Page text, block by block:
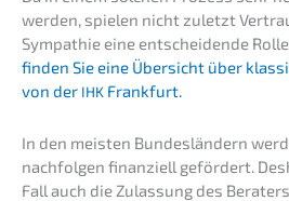
werden, spielen nicht zuletzt
Sympa­thie eine entschei­den­de
finden Sie eine Übersicht über
von der IHK Frankfurt.
In den meisten Bundes­län­dern
nach­fol­gen finan­zi­ell geför­dert.
Fall auch die Zulas­sung des